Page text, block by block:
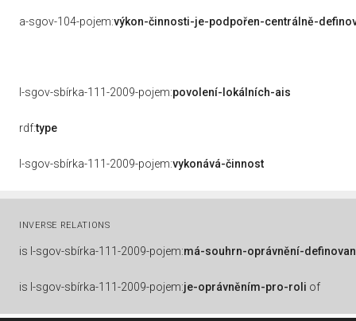
a-sgov-104-pojem:výkon-činnosti-je-podpořen-centrálně-
l-sgov-sbírka-111-2009-pojem:povolení-lokálních-ais
rdf:type
l-sgov-sbírka-111-2009-pojem:vykonává-činnost
INVERSE RELATIONS
is l-sgov-sbírka-111-2009-pojem:má-souhrn-oprávnění-
is l-sgov-sbírka-111-2009-pojem:je-oprávněním-pro-roli of